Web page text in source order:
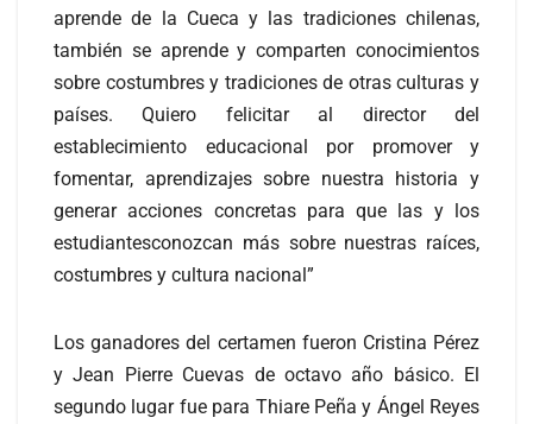
aprende de la Cueca y las tradiciones chilenas,
también se aprende y comparten conocimientos
sobre costumbres y tradiciones de otras culturas y
países. Quiero felicitar al director del
establecimiento educacional por promover y
fomentar, aprendizajes sobre nuestra historia y
generar acciones concretas para que las y los
estudiantesconozcan más sobre nuestras raíces,
costumbres y cultura nacional”
Los ganadores del certamen fueron Cristina Pérez
y Jean Pierre Cuevas de octavo año básico. El
segundo lugar fue para Thiare Peña y Ángel Reyes